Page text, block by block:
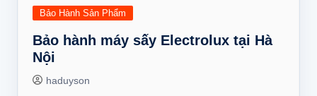
Bảo Hành Sản Phẩm
Bảo hành máy sấy Electrolux tại Hà
Nội
haduyson